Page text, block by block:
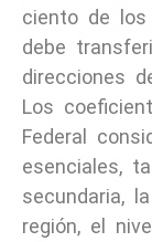
ciento de los
debe
direcciones
Los
Federal
esenciales,
secundaria,
región, el